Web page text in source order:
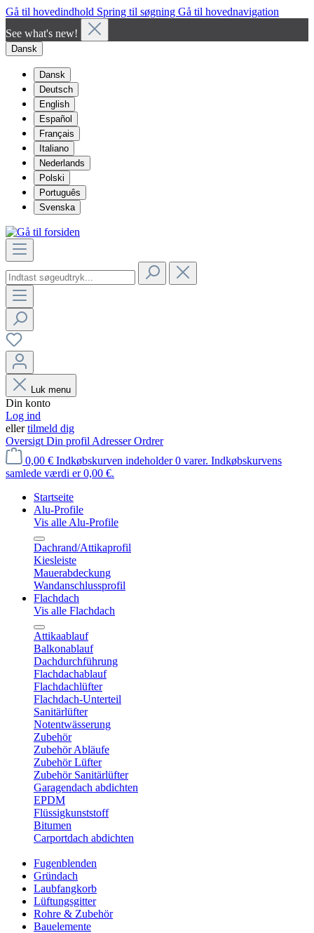
Gå til hovedindhold Spring til søgning Gå til hovednavigation
See what's new!
Dansk
Dansk
Deutsch
English
Español
Français
Italiano
Nederlands
Polski
Português
Svenska
Luk menu
Din konto
Log ind
ellertilmeld dig
Oversigt Din profil AdresserOrdrer
0,00 € Indkøbskurven indeholder 0 varer. Indkøbskurvens
samlede værdi er 0,00 €.
Startseite
Alu-Profile
Vis alle Alu-Profile
Dachrand/Attikaprofil
Kiesleiste
Mauerabdeckung
Wandanschlussprofil
Flachdach
Vis alle Flachdach
Attikaablauf
Balkonablauf
Dachdurchführung
Flachdachablauf
Flachdachlüfter
Flachdach-Unterteil
Sanitärlüfter
Notentwässerung
Zubehör
Zubehör Abläufe
Zubehör Lüfter
Zubehör Sanitärlüfter
Garagendach abdichten
EPDM
Flüssigkunststoff
Bitumen
Carportdach abdichten
Fugenblenden
Gründach
Laubfangkorb
Lüftungsgitter
Rohre & Zubehör
Bauelemente